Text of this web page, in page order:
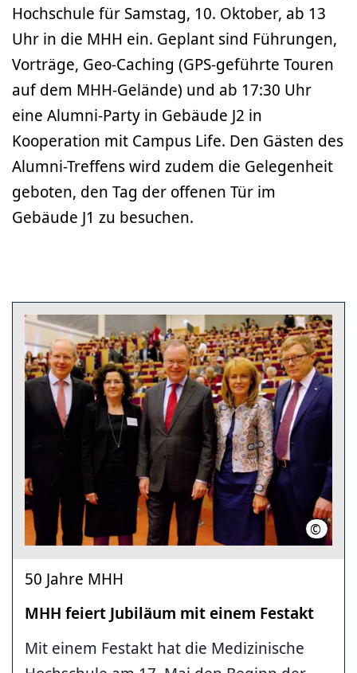
Hochschule für Samstag, 10. Oktober, ab 13
Uhr in die MHH ein. Geplant sind Führungen,
Vorträge, Geo-Caching (GPS-geführte Touren
auf dem MHH-Gelände) und ab 17:30 Uhr
eine Alumni-Party in Gebäude J2 in
Kooperation mit Campus Life. Den Gästen des
Alumni-Treffens wird zudem die Gelegenheit
geboten, den Tag der offenen Tür im
Gebäude J1 zu besuchen.
© MHH/
50 Jahre MHH
MHH feiert Jubiläum mit einem Festakt
Mit einem Festakt hat die Medizinische